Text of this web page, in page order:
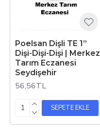
Poelsan Dişli TE 1”
Dişi-Dişi-Dişi | Merkez
Tarım Eczanesi
Seydişehir
56,56TL
SEPETE EKLE